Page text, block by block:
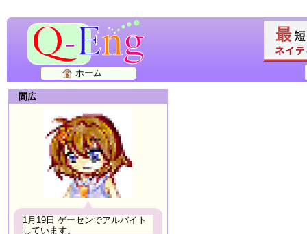
ホーム
間広
1月19日 ゲーセンでアルバイト
しています。